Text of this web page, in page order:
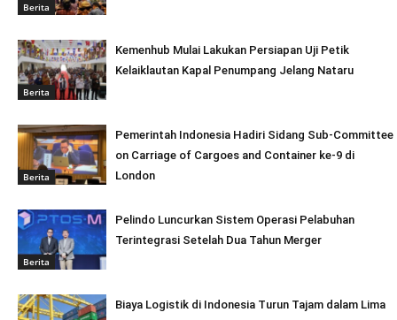
Berita
Berita
Kemenhub Mulai Lakukan Persiapan Uji Petik
Kelaiklautan Kapal Penumpang Jelang Nataru
Berita
Pemerintah Indonesia Hadiri Sidang Sub-Committee
on Carriage of Cargoes and Container ke-9 di
London
Berita
Pelindo Luncurkan Sistem Operasi Pelabuhan
Terintegrasi Setelah Dua Tahun Merger
Biaya Logistik di Indonesia Turun Tajam dalam Lima